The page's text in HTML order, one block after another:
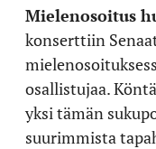
Mielenosoitus
konserttiin
osallistujaa.
yksi tämän
suurimmista